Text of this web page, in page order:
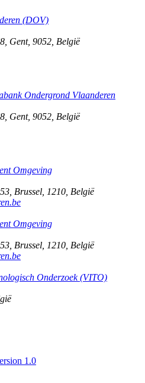
(DOV)
Gent, 9052 België
Ondergrond Vlaanderen
Gent, 9052 België
Omgeving
Brussel 1210 België
Omgeving
Brussel 1210 België
Onderzoek (VITO)
1.0